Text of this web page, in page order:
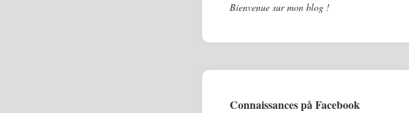
Bienvenue sur mon blog !
Connaissances på Facebook